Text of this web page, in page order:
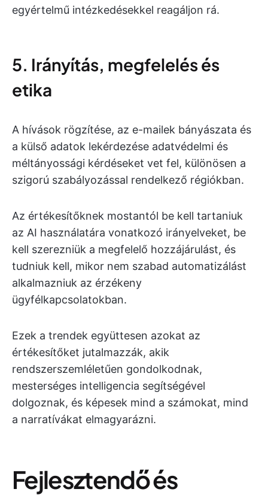
egyértelmű intézkedésekkel reagáljon rá.
5. Irányítás, megfelelés és
etika
A hívások rögzítése, az e-mailek bányászata és
a külső adatok lekérdezése adatvédelmi és
méltányossági kérdéseket vet fel, különösen a
szigorú szabályozással rendelkező régiókban.
Az értékesítőknek mostantól be kell tartaniuk
az AI használatára vonatkozó irányelveket, be
kell szerezniük a megfelelő hozzájárulást, és
tudniuk kell, mikor nem szabad automatizálást
alkalmazniuk az érzékeny
ügyfélkapcsolatokban.
Ezek a trendek együttesen azokat az
értékesítőket jutalmazzák, akik
rendszerszemléletűen gondolkodnak,
mesterséges intelligencia segítségével
dolgoznak, és képesek mind a számokat, mind
a narratívákat elmagyarázni.
Fejlesztendő és